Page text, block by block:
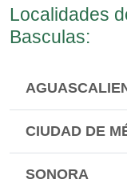
Localidades
Basculas:
CIUDAD DE
SONORA